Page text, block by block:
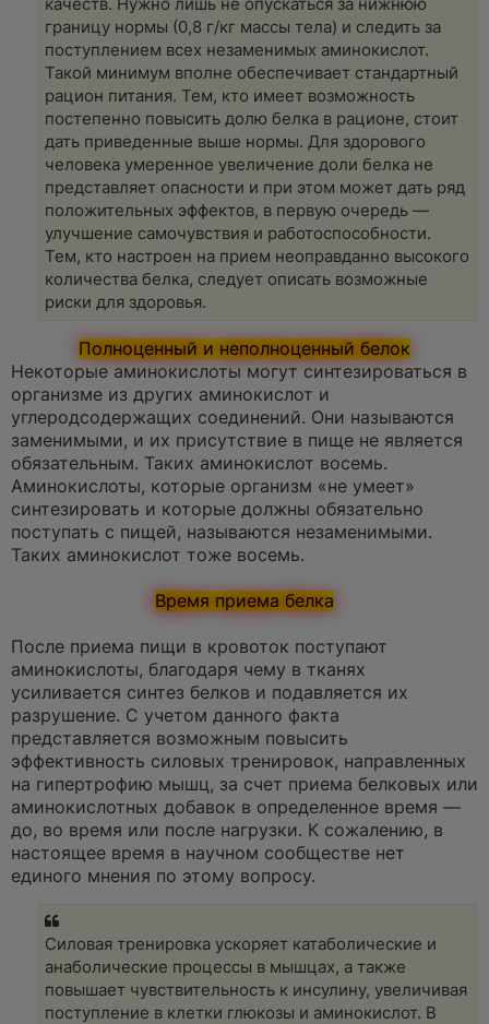
качеств. Нужно лишь не опускаться за нижнюю
границу нормы (0,8 г/кг массы тела) и следить за
поступлением всех незаменимых аминокислот.
Такой минимум вполне обеспечивает стандартный
рацион питания. Тем, кто имеет возможность
постепенно повысить долю белка в рационе, стоит
дать приведенные выше нормы. Для здорового
человека умеренное увеличение доли белка не
представляет опасности и при этом может дать ряд
положительных эффектов, в первую очередь —
улучшение самочувствия и работоспособности.
Тем, кто настроен на прием неоправданно высокого
количества белка, следует описать возможные
риски для здоровья.
Полноценный и неполноценный белок
Некоторые аминокислоты могут синтезироваться в
организме из других аминокислот и
углеродсодержащих соединений. Они называются
заменимыми, и их присутствие в пище не является
обязательным. Таких аминокислот восемь.
Аминокислоты, которые организм «не умеет»
синтезировать и которые должны обязательно
поступать с пищей, называются незаменимыми.
Таких аминокислот тоже восемь.
Время приема белка
После приема пищи в кровоток поступают
аминокислоты, благодаря чему в тканях
усиливается синтез белков и подавляется их
разрушение. С учетом данного факта
представляется возможным повысить
эффективность силовых тренировок, направленных
на гипертрофию мышц, за счет приема белковых или
аминокислотных добавок в определенное время —
до, во время или после нагрузки. К сожалению, в
настоящее время в научном сообществе нет
единого мнения по этому вопросу.
Силовая тренировка ускоряет катаболические и
анаболические процессы в мышцах, а также
повышает чувствительность к инсулину, увеличивая
поступление в клетки глюкозы и аминокислот. В